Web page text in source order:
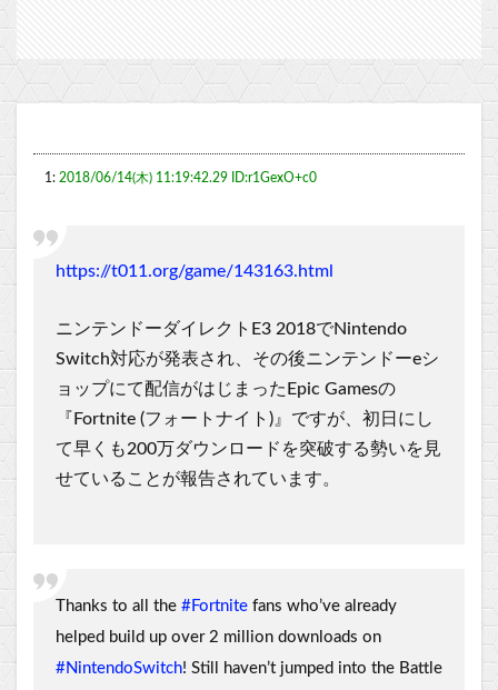
1: 2018/06/14(木) 11:19:42.29 ID:r1GexO+c0
https://t011.org/game/143163.html
ニンテンドーダイレクトE3 2018でNintendo
Switch対応が発表され、その後ニンテンドーeシ
ョップにて配信がはじまったEpic Gamesの
『Fortnite (フォートナイト)』ですが、初日にし
て早くも200万ダウンロードを突破する勢いを見
せていることが報告されています。
Thanks to all the #Fortnite fans who’ve already
helped build up over 2 million downloads on
#NintendoSwitch! Still haven’t jumped into the Battle